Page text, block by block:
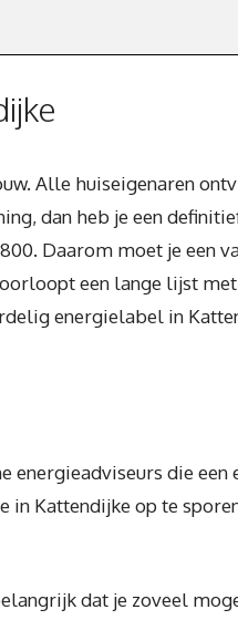
Alle huiseigenaren
dan heb je een
Daarom moet je een
een lange lijst
energielabel in
die een
in Kattendijke op te
dat je zoveel